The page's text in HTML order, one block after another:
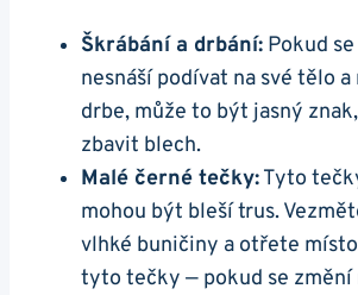
Škrábání a drbání: Pokud
nesnáší podívat na své tělo a
drbe, může to být jasný
zbavit blech.
Malé černé tečky:Tyto
mohou být bleší trus.
vlhké buničiny a otřete
tyto tečky — pokud se změní